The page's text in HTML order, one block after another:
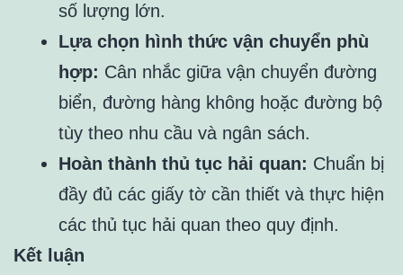
số lượng lớn.
Lựa chọn hình thức vận chuyển phù
hợp: Cân nhắc giữa vận chuyển đường
biển, đường hàng không hoặc đường bộ
tùy theo nhu cầu và ngân sách.
Hoàn thành thủ tục hải quan: Chuẩn bị
đầy đủ các giấy tờ cần thiết và thực hiện
các thủ tục hải quan theo quy định.
Kết luận